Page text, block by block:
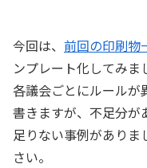
今回は、 前回の印刷物
ンプレート化してみま
各議会ごとにルールが
書きますが、不足分が
足りない事例があり
さい。